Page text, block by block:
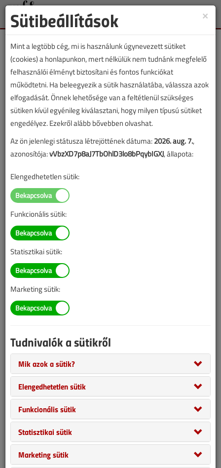
Toggle
Pintér János
főkonstruktőr
SZERZŐK LISTÁJA
1469 ||
Gáztűzhelyek elhelyezésének szabályai
2001. december 10. |
1
A gáztűzhelyek elhelyezéséről az alkalmazott tüzelőanyag
(földgáz vagy propán-bután gázkeverék) veszélyessége miatt a
gáztörvény, a GOMBSZ (Gáz- és Olajipari Műszaki- Biztonsági
Szabályzat), az Országos Tűzvédelmi Szabályzat és az Országos
Építészeti Szabályzat rendelkezik, valamint a tűzhelyek használati
útmutatói is tartalmazhatnak a gyártóvállalatok részéről
×
Sütibeállítások
Mint a legtöbb cég, mi is használunk úgynevezett sütiket
(cookies) a honlapunkon, mert nélkülük nem tudnánk megfelelő
felhasználói élményt biztosítani és fontos funkciókat
működtetni. Ha beleegyezik a sütik használatába, válassza azok
elfogadását. Önnek lehetősége van a feltétlenül szükséges
sütiken kívül egyénileg kiválasztani, hogy milyen típusú sütiket
engedélyez. Ezekről alább bővebben olvashat.
Az ön jelenlegi státusza létrejöttének dátuma:2026. aug. 7.,
azonosítója:vVbzXD7p8aJ7TbOhlD3lo8bPqybIGXJ, állapota:
Elengedhetetlen sütik:
Funkcionális sütik:
Statisztikai sütik:
Marketing sütik:
Tudnivalók a sütikről
Mik azok a sütik?
Elengedhetetlen sütik
Funkcionális sütik
Statisztikai sütik
Marketing sütik